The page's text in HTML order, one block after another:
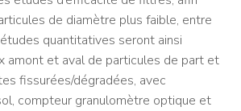
de diamètre plus faible, entre
quantitatives seront ainsi
amont et aval de particules de part et
fissurées/dégradées, avec
compteur granulomètre optique et